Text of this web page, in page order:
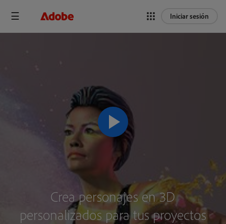
Iniciar sesión
Crea personajes en 3D
personalizados para tus proyectos